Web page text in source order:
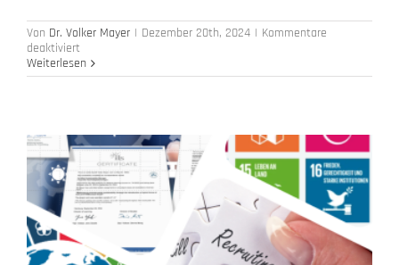
Von Dr. Volker Mayer | Dezember 20th, 2024 | Kommentare
deaktiviertfür
HR-
Strategie
Weiterlesen